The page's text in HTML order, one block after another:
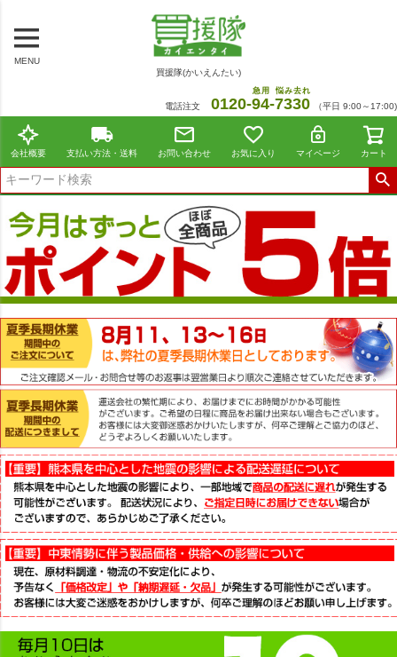
MENU
買援隊(かいえんたい)
電話注文 0120-94
急用
-7330
悩み去れ
（平日 9:00～17:00)
会社概要 支払い方法・送料 お問い合わせ お気に入り マイページ カート